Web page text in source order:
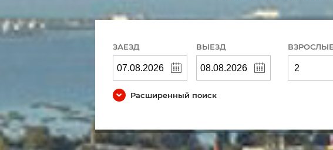
ЗАЕЗД ВЫЕЗД ВЗРОСЛЫЕ
Расширенный поиск